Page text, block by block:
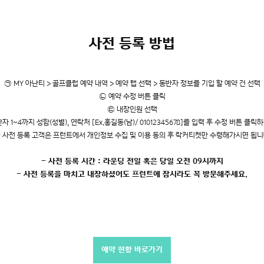
사전 등록 방법
㉠ MY 아난티 > 골프클럽 예약 내역 > 예약 탭 선택 > 동반자 정보를 기입 할 예약 건 선택
㉡ 예약 수정 버튼 클릭
㉢ 내장인원 선택
1~4까지 성함(성별), 연락처 [Ex.홍길동(남)/ 01012345678]를 입력 후 수정 버튼 클릭
전 등록 고객은 프런트에서 개인정보 수집 및 이용 동의 후 락커티켓만 수령해가시면 됩
- 사전 등록 시간 : 라운딩 전일 혹은 당일 오전 09시까지
- 사전 등록을 마치고 내장하셨어도 프런트에 잠시라도 꼭 방문해주세요.
예약 현황 바로가기